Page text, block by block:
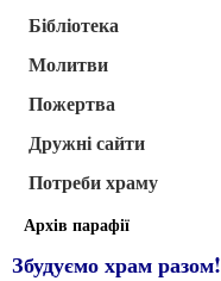
Бібліотека
Молитви
Пожертва
Дружні сайти
Потреби храму
Архів парафії
Збудуємо храм разом!